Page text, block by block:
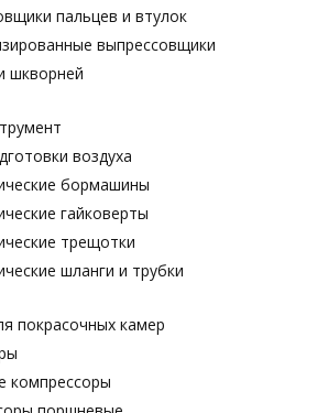
пальцев и втулок
выпрессовщики
шкворней
воздуха
бормашины
гайковерты
трещотки
шланги и трубки
покрасочных камер
компрессоры